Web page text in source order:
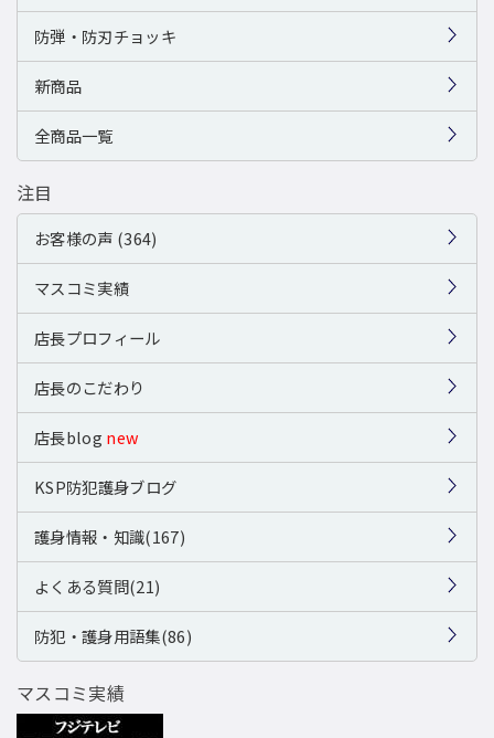
防弾・防刃チョッキ
新商品
全商品一覧
注目
お客様の声 (364)
マスコミ実績
店長プロフィール
店長のこだわり
店長blog new
KSP防犯護身ブログ
護身情報・知識(167)
よくある質問(21)
防犯・護身用語集(86)
マスコミ実績